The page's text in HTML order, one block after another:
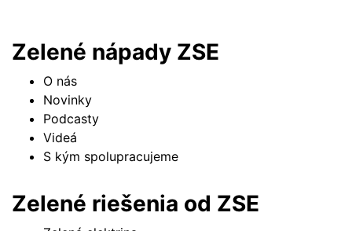
Zelené nápady ZSE
O nás
Novinky
Podcasty
Videá
S kým spolupracujeme
Zelené riešenia od ZSE